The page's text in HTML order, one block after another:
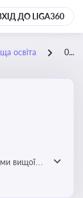
ДО LIGA360
освіта 04-07-2026
вищої